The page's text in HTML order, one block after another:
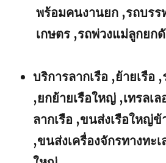
พร้อมคนงานยก ,รถบรร
เกษตร ,รถพ่วงแม่ลูกยก
บริการลากเรือ ,ย้ายเรือ
,ยกย้ายเรือใหญ่ ,เทรลเล
ลากเรือ ,ขนส่งเรือใหญ่ข้
,ขนส่งเครื่องจักรทางทะ